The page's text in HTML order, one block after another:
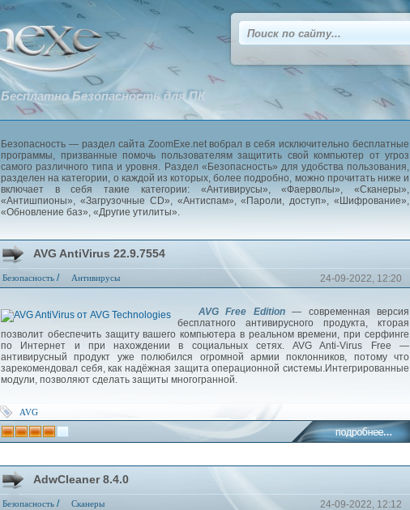
Бесплатно Безопасность для ПК
Безопасность — раздел сайта ZoomExe.net вобрал в себя исключительно бесплатные
программы, призванные помочь пользователям защитить свой компьютер от угроз
самого различного типа и уровня. Раздел «Безопасность» для удобства пользования,
разделен на категории, о каждой из которых, более подробно, можно прочитать ниже и
включает в себя такие категории: «Антивирусы», «Фаерволы», «Сканеры»,
«Антишпионы», «Загрузочные CD», «Антиспам», «Пароли, доступ», «Шифрование»,
«Обновление баз», «Другие утилиты».
AVG AntiVirus 22.9.7554
Безопасность / Антивирусы 24-09-2022, 12:20
AVG Free Edition— современная версия
бесплатного антивирусного продукта, кторая
позволит обеспечить защиту вашего компьютера в реальном времени, при серфинге
по Интернет и при нахождении в социальных сетях. AVG Anti-Virus Free —
антивирусный продукт уже полюбился огромной армии поклонников, потому что
зарекомендовал себя, как надёжная защита операционной системы.Интегрированные
модули, позволяют сделать защиты многогранной.
AVG
AdwCleaner 8.4.0
Безопасность / Сканеры 24-09-2022, 12:12